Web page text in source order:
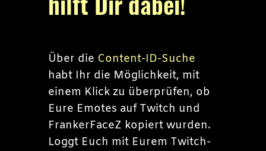
Über die Content-ID-Suche
habt Ihr die Möglichkeit, mit
einem Klick zu überprüfen, ob
Eure Emotes auf Twitch und
FrankerFaceZ kopiert wurden.
Loggt Euch mit Eurem Twitch-